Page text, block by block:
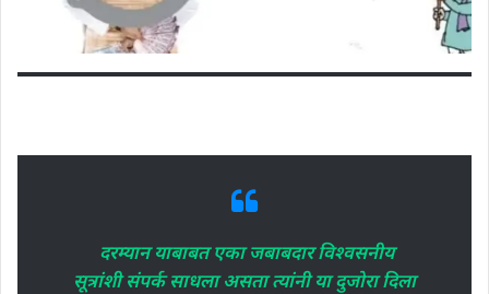
दरम्यान याबाबत एका जबाबदार विश्वसनीय
सूत्रांशी संपर्क साधला असता त्यांनी या दुजोरा दिला